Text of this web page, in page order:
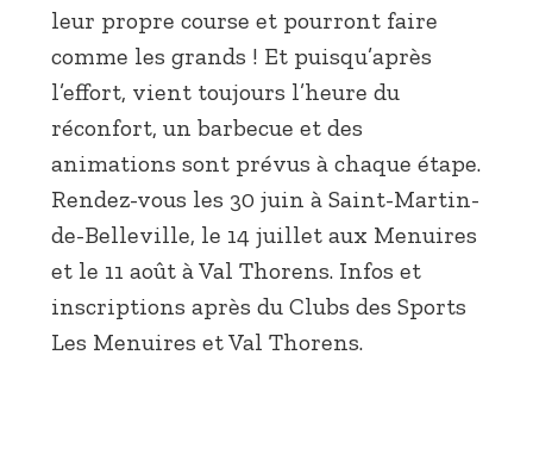
leur propre course et pourront faire
comme les grands ! Et puisqu’après
l’effort, vient toujours l’heure du
réconfort, un barbecue et des
animations sont prévus à chaque étape.
Rendez-vous les 30 juin à Saint-Martin-
de-Belleville, le 14 juillet aux Menuires
et le 11 août à Val Thorens. Infos et
inscriptions après du Clubs des Sports
Les Menuires et Val Thorens.